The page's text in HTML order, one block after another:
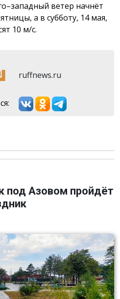
ветер начнёт
а в субботу, 14 мая,
10 м/с.
ruffnews.ru
под Азовом пройдёт